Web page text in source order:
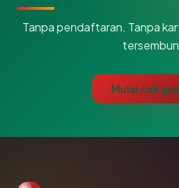
Tanpa pendaftaran. Tanpa
Mulai cek